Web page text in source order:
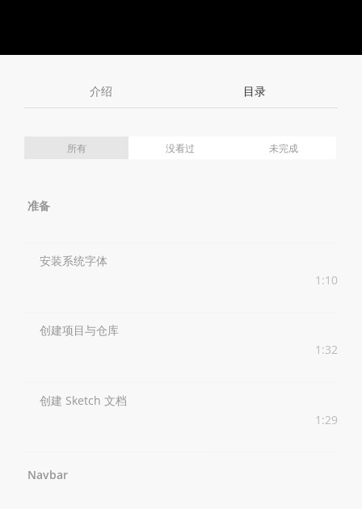
介绍 目录
所有 没看过 未完成
准备
安装系统字体
1:10
创建项目与仓库
1:32
创建 Sketch 文档
1:29
Navbar